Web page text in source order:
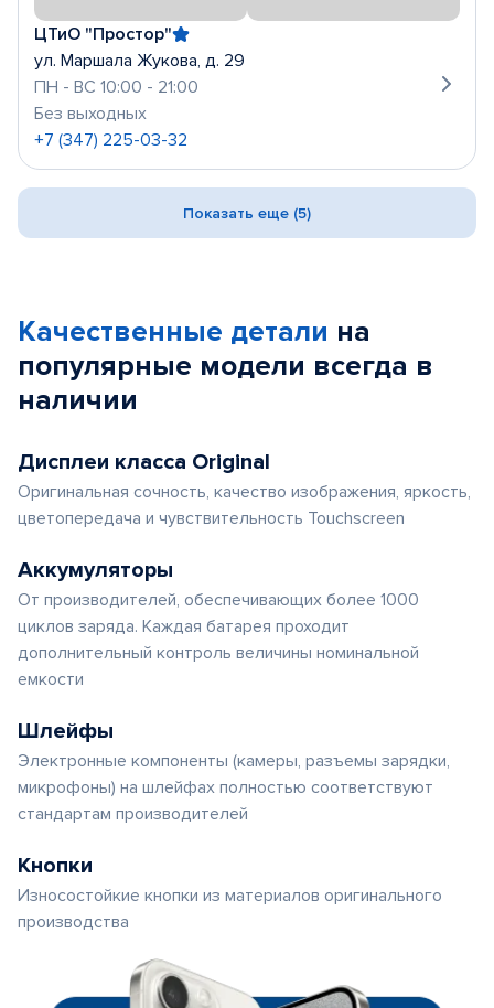
ЦТиО "Простор"
ул. Маршала Жукова, д. 29
ПН - ВС 10:00 - 21:00
Без выходных
+7 (347) 225-03-32
Показать еще (5)
Качественные детали на
популярные модели всегда в
наличии
Дисплеи класса Original
Оригинальная сочность, качество изображения, яркость,
цветопередача и чувствительность Touchscreen
Аккумуляторы
От производителей, обеспечивающих более 1000
циклов заряда. Каждая батарея проходит
дополнительный контроль величины номинальной
емкости
Шлейфы
Электронные компоненты (камеры, разъемы зарядки,
микрофоны) на шлейфах полностью соответствуют
стандартам производителей
Кнопки
Износостойкие кнопки из материалов оригинального
производства